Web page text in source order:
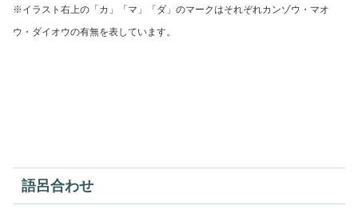
※イラスト右上の「カ」「マ」「ダ」のマークはそれぞれカンゾウ・マオ
ウ・ダイオウの有無を表しています。
語呂合わせ